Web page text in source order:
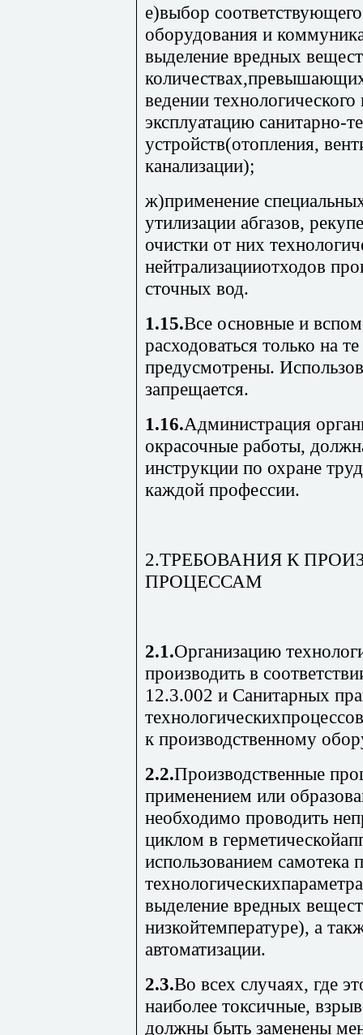
е)выбор
оборудования и
выделение вредных
ведении
эксплуатацию санитарно-
устройств(отопления,
канализации);
ж)применение
утилизации абгазов,
очистки от них
нейтрализацииотходов
сточных вод.
1.15.Все основные и
расходоваться только на
предусмотрены.
запрещается.
1.16.Администрация
окрасочные работы,
инструкции по охране
каждой профессии.
2.ТРЕБОВАНИЯ К
ПРОЦЕССАМ
2.1.Организацию
производить в
12.3.002 и Санитарных
к производственному
2.2.Производственные
применением или
необходимо проводить
циклом в
использованием самотека
выделение вредных
низкойтемпературе), а
автоматизации.
2.3.Во всех случаях, где
наиболее токсичные,
должны быть заменены